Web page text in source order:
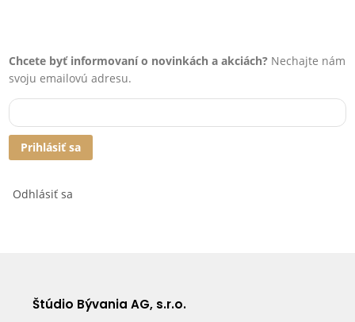
Chcete byť informovaní o novinkách a akciách? Nechajte nám
svoju emailovú adresu.
Prihlásiť sa
Odhlásiť sa
Štúdio Bývania AG, s.r.o.